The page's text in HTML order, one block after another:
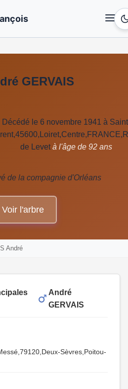
GERVAIS
Décédé le 6 novembre 1941 à
de Levetà l'âge de 92 ans
de la compagnie d'Orléans
Voir l'arbre
André
André
GERVAIS
Sèvres,Poitou-